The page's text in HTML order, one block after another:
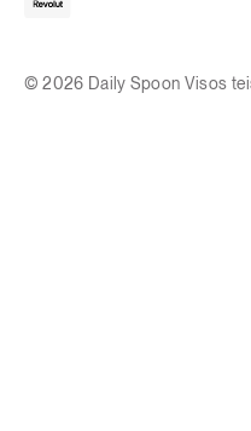
© 2026 Daily Spoon Visos